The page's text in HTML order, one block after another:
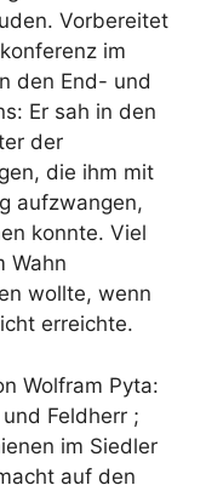
Vorbereitet
im
den End- und
Er sah in den
der
die ihm mit
aufzwangen,
konnte. Viel
Wahn
wollte, wenn
erreichte.
Wolfram Pyta:
Feldherr ;
im Siedler
auf den